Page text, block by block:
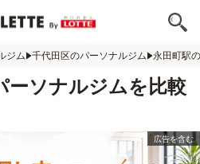
ジム 千代田区のパーソナルジム 永田町駅
ーソナルジムを比較